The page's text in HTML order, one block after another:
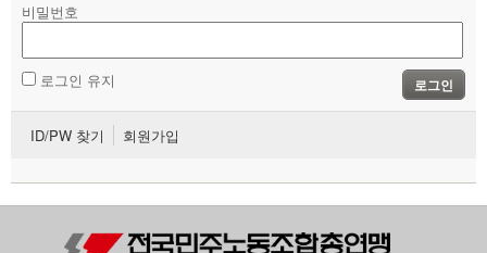
비밀번호
로그인 유지 로그인
ID/PW 찾기 회원가입
- 미디어자료
- 카드뉴스
부설기관